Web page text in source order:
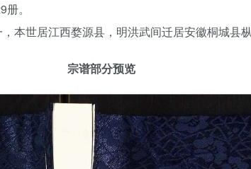
。
本世居江西婺源县，明洪武间迁居安徽桐城县枞
宗谱部分预览